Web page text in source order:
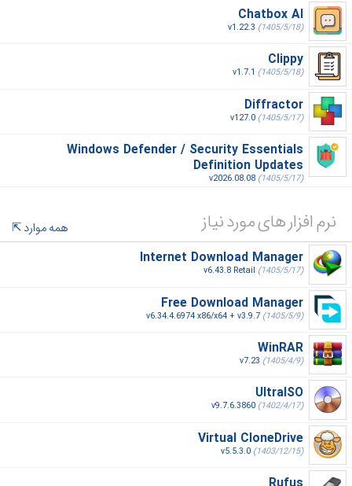
Chatbox AI
v1.22.3 (1405/5/18)
Clippy
v1.7.1 (1405/5/18)
Diffractor
v127.0 (1405/5/17)
Windows Defender / Security Essentials
Definition Updates
v2026.08.08 (1405/5/17)
نرم افزار های مورد نیاز
همه موارد
Internet Download Manager
v6.43.8 Retail (1405/5/17)
Free Download Manager
v6.34.4.6974 x86/x64 + v3.9.7 (1405/5/9)
WinRAR
v7.23 (1405/4/9)
UltraISO
v9.7.6.3860 (1402/4/17)
Virtual CloneDrive
v5.5.3.0 (1403/12/15)